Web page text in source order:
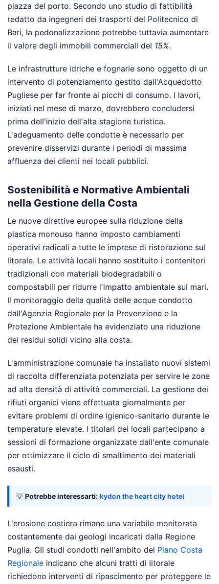
piazza del porto. Secondo uno studio di fattibilità
redatto da ingegneri dei trasporti del Politecnico di
Bari, la pedonalizzazione potrebbe tuttavia aumentare
il valore degli immobili commerciali del 15%.
Le infrastrutture idriche e fognarie sono oggetto di un
intervento di potenziamento gestito dall'Acquedotto
Pugliese per far fronte ai picchi di consumo. I lavori,
iniziati nel mese di marzo, dovrebbero concludersi
prima dell'inizio dell'alta stagione turistica.
L'adeguamento delle condotte è necessario per
prevenire disservizi durante i periodi di massima
affluenza dei clienti nei locali pubblici.
Sostenibilità e Normative Ambientali
nella Gestione della Costa
Le nuove direttive europee sulla riduzione della
plastica monouso hanno imposto cambiamenti
operativi radicali a tutte le imprese di ristorazione sul
litorale. Le attività locali hanno sostituito i contenitori
tradizionali con materiali biodegradabili o
compostabili per ridurre l'impatto ambientale sui mari.
Il monitoraggio della qualità delle acque condotto
dall'Agenzia Regionale per la Prevenzione e la
Protezione Ambientale ha evidenziato una riduzione
dei residui solidi vicino alla costa.
L'amministrazione comunale ha installato nuovi sistemi
di raccolta differenziata potenziata per servire le zone
ad alta densità di attività commerciali. La gestione dei
rifiuti organici viene effettuata giornalmente per
evitare problemi di ordine igienico-sanitario durante le
temperature elevate. I titolari dei locali partecipano a
sessioni di formazione organizzate dall'ente comunale
per ottimizzare il ciclo di smaltimento dei materiali
esausti.
💡 Potrebbe interessarti: kydon the heart city hotel
L'erosione costiera rimane una variabile monitorata
costantemente dai geologi incaricati dalla Regione
Puglia. Gli studi condotti nell'ambito del Piano Costa
Regionale indicano che alcuni tratti di litorale
richiedono interventi di ripascimento per proteggere le